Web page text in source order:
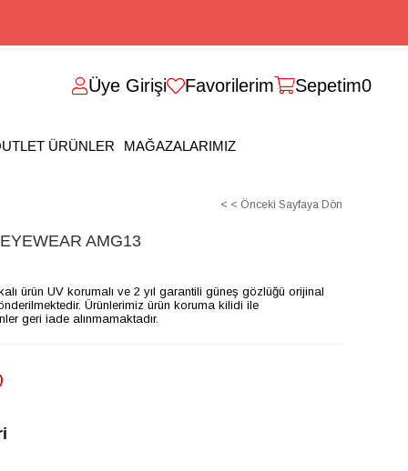
Üye Girişi Favorilerim Sepetim0
ÜRÜNLER MAĞAZALARIMIZ
< < Önceki Sayfaya Dön
AMG13
ürün UV korumalı ve 2 yıl garantili güneş gözlüğü orijinal
Ürünlerimiz ürün koruma kilidi ile
geri iade alınmamaktadır.